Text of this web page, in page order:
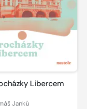
Libercem
Janků